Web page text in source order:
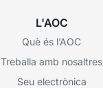
L'AOC
Què és l’AOC
Treballa amb nosaltres
Seu electrònica